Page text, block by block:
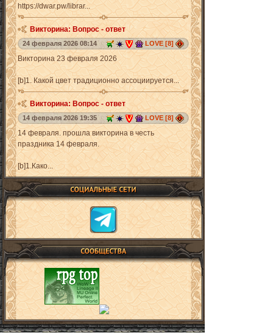
https://dwar.pw/librar...
Викторина: Вопрос - ответ
24 февраля 2026 08:14 LOVE [8]
Викторина 23 февраля 2026
[b]1. Какой цвет традиционно ассоциируется...
Викторина: Вопрос - ответ
14 февраля 2026 19:35 LOVE [8]
14 февраля. прошла викторина в честь
праздника 14 февраля.
[b]1.Како...